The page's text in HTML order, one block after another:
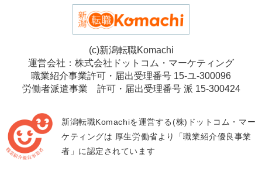
(c)新潟転職Komachi
運営会社：株式会社ドットコム・マーケティング
職業紹介事業許可・届出受理番号 15-ユ-300096
労働者派遣事業 許可・届出受理番号 派 15-300424
新潟転職Komachiを運営する(株)ドットコム・マー
ケティングは 厚生労働省より「職業紹介優良事業
者」に認定されています